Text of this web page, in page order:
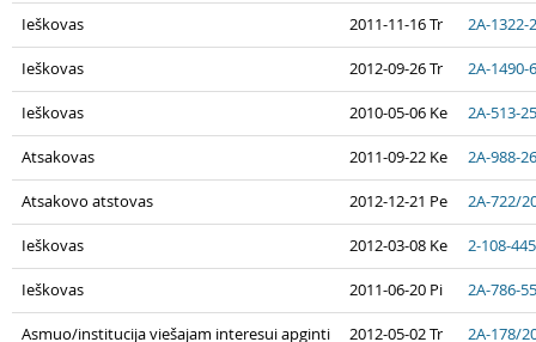
Ieškovas 2011-11-16 Tr 2A-1322-
Ieškovas 2012-09-26 Tr 2A-1490-
Ieškovas 2010-05-06 Ke 2A-513-
Atsakovas 2011-09-22 Ke 2A-988-
Atsakovo atstovas 2012-12-21 Pe 2A-722/
Ieškovas 2012-03-08 Ke 2-108-
Ieškovas 2011-06-20 Pi 2A-786-
Asmuo/institucija viešajam interesui apginti 2012-05-02 Tr 2A-178/